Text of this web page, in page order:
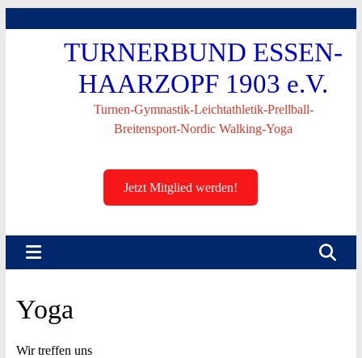
TURNERBUND ESSEN-
HAARZOPF 1903 e.V.
Turnen-Gymnastik-Leichtathletik-Prellball-
Breitensport-Nordic Walking-Yoga
Jetzt Mitglied werden!
Yoga
Wir treffen uns